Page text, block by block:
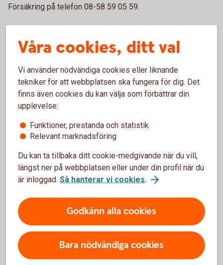
Försäkring på telefon 08-58 59 05 59.
Besök oss
Välkommen till ett av våra kontor så hjälper vi dig.
Ring oss för att få hjälp med företagets affärer.
Våra cookies, ditt val
Vi använder nödvändiga cookies eller liknande
tekniker för att webbplatsen ska fungera för dig. Det
finns även cookies du kan välja som förbättrar din
upplevelse:
Funktioner, prestanda och statistik
Relevant marknadsföring
Du kan ta tillbaka ditt cookie-medgivande när du vill,
längst ner på webbplatsen eller under din profil när du
är inloggad. Så hanterar vi cookies.
Godkänn alla cookies
Bara nödvändiga cookies